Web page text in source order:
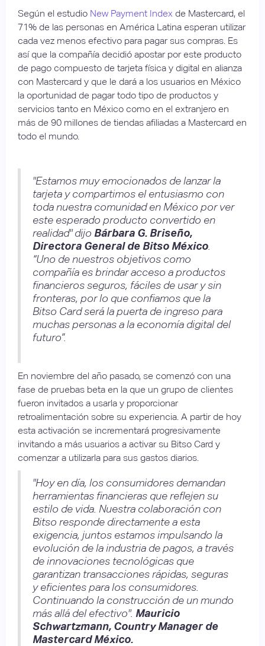
Según el estudio New Payment Index de Mastercard, el
71% de las personas en América Latina esperan utilizar
cada vez menos efectivo para pagar sus compras. Es
así que la compañía decidió apostar por este producto
de pago compuesto de tarjeta física y digital en alianza
con Mastercard y que le dará a los usuarios en México
la oportunidad de pagar todo tipo de productos y
servicios tanto en México como en el extranjero en
más de 90 millones de tiendas afiliadas a Mastercard en
todo el mundo.
"Estamos muy emocionados de lanzar la
tarjeta y compartimos el entusiasmo con
toda nuestra comunidad en México por ver
este esperado producto convertido en
realidad" dijo Bárbara G. Briseño,
Directora General de Bitso México
“Uno de nuestros objetivos como
compañía es brindar acceso a productos
financieros seguros, fáciles de usar y sin
fronteras, por lo que confiamos que la
Bitso Card será la puerta de ingreso para
muchas personas a la economía digital del
futuro”.
En noviembre del año pasado, se comenzó con una
fase de pruebas beta en la que un grupo de clientes
fueron invitados a usarla y proporcionar
retroalimentación sobre su experiencia. A partir de hoy
esta activación se incrementará progresivamente
invitando a más usuarios a activar su Bitso Card y
comenzar a utilizarla para sus gastos diarios.
"Hoy en día, los consumidores demandan
herramientas financieras que reflejen su
estilo de vida. Nuestra colaboración con
Bitso responde directamente a esta
exigencia, juntos estamos impulsando la
evolución de la industria de pagos, a través
de innovaciones tecnológicas que
garantizan transacciones rápidas, seguras
y eficientes para los consumidores.
Continuando la construcción de un mundo
más allá del efectivo". Mauricio
Schwartzmann, Country Manager de
Mastercard México.